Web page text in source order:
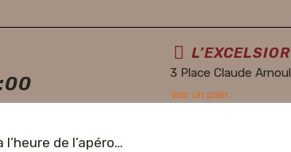
L’EXCELSIOR
3 Place Claude
Voir un plan
de l’apéro…